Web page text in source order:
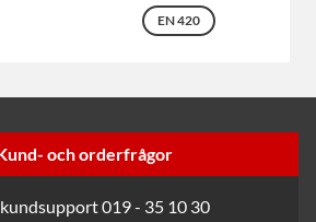
EN 420
och orderfrågor
019 - 35 10 30